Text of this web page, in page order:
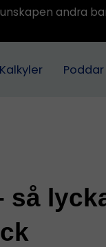
andra
Kalkyler Poddar
så